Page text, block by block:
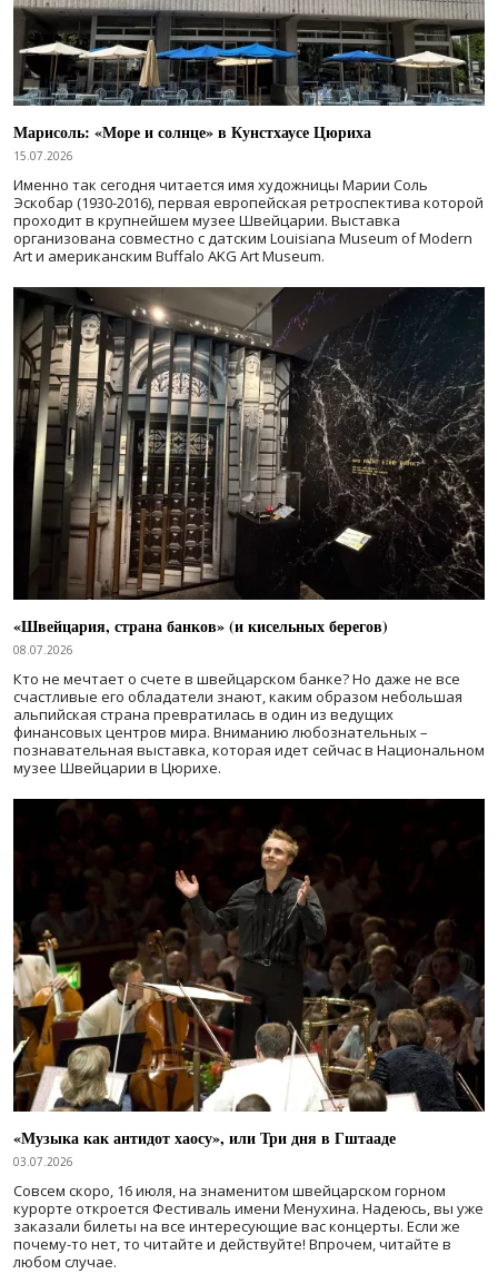
Марисоль: «Море и солнце» в Кунстхаусе Цюриха
15.07.2026
Именно так сегодня читается имя художницы Марии Соль
Эскобар (1930-2016), первая европейская ретроспектива которой
проходит в крупнейшем музее Швейцарии. Выставка
организована совместно с датским Louisiana Museum of Modern
Art и американским Buffalo AKG Art Museum.
«Швейцария, страна банков» (и кисельных берегов)
08.07.2026
Кто не мечтает о счете в швейцарском банке? Но даже не все
счастливые его обладатели знают, каким образом небольшая
альпийская страна превратилась в один из ведущих
финансовых центров мира. Вниманию любознательных –
познавательная выставка, которая идет сейчас в Национальном
музее Швейцарии в Цюрихе.
«Музыка как антидот хаосу», или Три дня в Гштааде
03.07.2026
Совсем скоро, 16 июля, на знаменитом швейцарском горном
курорте откроется Фестиваль имени Менухина. Надеюсь, вы уже
заказали билеты на все интересующие вас концерты. Если же
почему-то нет, то читайте и действуйте! Впрочем, читайте в
любом случае.